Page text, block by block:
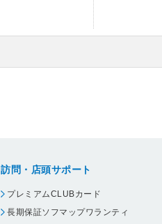
訪問・店頭サポート
プレミアムCLUBカード
長期保証ソフマップワランティ